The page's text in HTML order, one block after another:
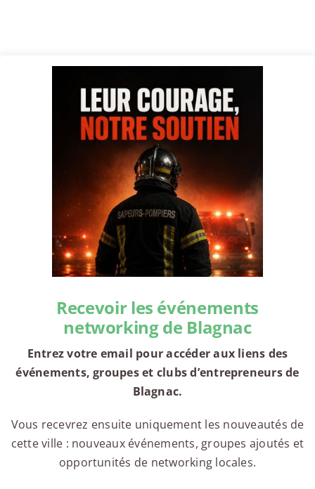
Recevoir les événements
networking de Blagnac
Entrez votre email pour accéder aux liens des
événements, groupes et clubs d’entrepreneurs de
Blagnac.
Vous recevrez ensuite uniquement les nouveautés de
cette ville : nouveaux événements, groupes ajoutés et
opportunités de networking locales.